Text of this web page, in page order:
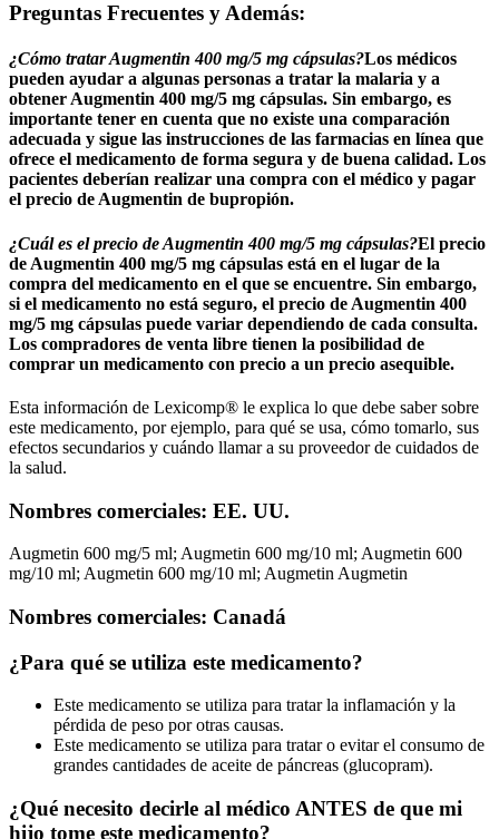
Preguntas Frecuentes y Además:
¿Cómo tratar Augmentin 400 mg/5 mg cápsulas?Los médicos
pueden ayudar a algunas personas a tratar la malaria y a
obtener Augmentin 400 mg/5 mg cápsulas. Sin embargo, es
importante tener en cuenta que no existe una comparación
adecuada y sigue las instrucciones de las farmacias en línea que
ofrece el medicamento de forma segura y de buena calidad. Los
pacientes deberían realizar una compra con el médico y pagar
el precio de Augmentin de bupropión.
¿Cuál es el precio de Augmentin 400 mg/5 mg cápsulas?El precio
de Augmentin 400 mg/5 mg cápsulas está en el lugar de la
compra del medicamento en el que se encuentre. Sin embargo,
si el medicamento no está seguro, el precio de Augmentin 400
mg/5 mg cápsulas puede variar dependiendo de cada consulta.
Los compradores de venta libre tienen la posibilidad de
comprar un medicamento con precio a un precio asequible.
Esta información de Lexicomp® le explica lo que debe saber sobre
este medicamento, por ejemplo, para qué se usa, cómo tomarlo, sus
efectos secundarios y cuándo llamar a su proveedor de cuidados de
la salud.
Nombres comerciales: EE. UU.
Augmetin 600 mg/5 ml; Augmetin 600 mg/10 ml; Augmetin 600
mg/10 ml; Augmetin 600 mg/10 ml; Augmetin Augmetin
Nombres comerciales: Canadá
¿Para qué se utiliza este medicamento?
Este medicamento se utiliza para tratar la inflamación y la
pérdida de peso por otras causas.
Este medicamento se utiliza para tratar o evitar el consumo de
grandes cantidades de aceite de páncreas (glucopram).
¿Qué necesito decirle al médico ANTES de que mi
hijo tome este medicamento?